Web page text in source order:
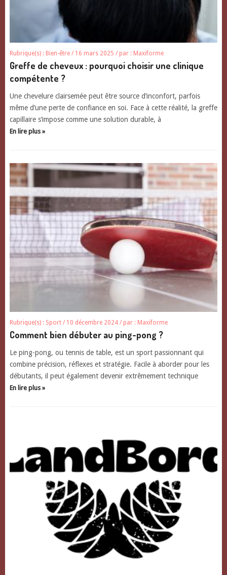
Rubrique(s) : Bien-être / 16 mars 2025 / par : Maxiforme
Greffe de cheveux : pourquoi choisir une clinique
compétente ?
Une chevelure clairsemée peut être source d’inconfort, parfois
même d’une perte de confiance en soi. Face à cette réalité, la greffe
capillaire s’impose comme une solution durable, à
En lire plus »
Rubrique(s) : Sport / 10 décembre 2024 / par : Maxiforme
Comment bien débuter au ping-pong ?
Le ping-pong, ou tennis de table, est un sport passionnant qui
combine précision, réflexes et stratégie. Facile à aborder pour les
débutants, il peut également devenir extrêmement technique
En lire plus »